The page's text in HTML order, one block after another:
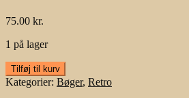
75.00 kr.
1 på lager
"Elvis
-
stjernen
Tilføj til kurv
Kategorier: Bøger, Retro